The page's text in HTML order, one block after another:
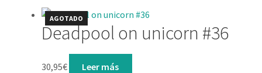
Mi cuentaAGOTADO
Deadpool on unicorn #36
30,95€ Leer más